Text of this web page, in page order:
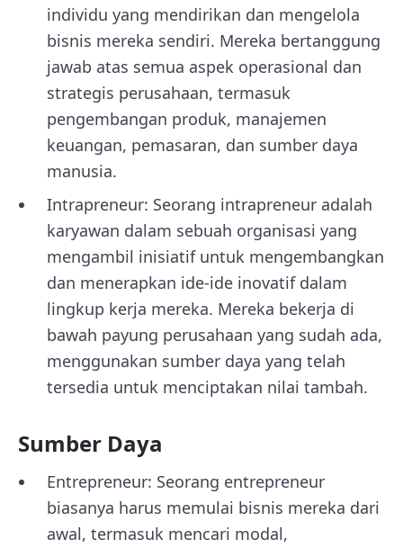
individu yang mendirikan dan mengelola
bisnis mereka sendiri. Mereka bertanggung
jawab atas semua aspek operasional dan
strategis perusahaan, termasuk
pengembangan produk, manajemen
keuangan, pemasaran, dan sumber daya
manusia.
Intrapreneur: Seorang intrapreneur adalah
karyawan dalam sebuah organisasi yang
mengambil inisiatif untuk mengembangkan
dan menerapkan ide-ide inovatif dalam
lingkup kerja mereka. Mereka bekerja di
bawah payung perusahaan yang sudah ada,
menggunakan sumber daya yang telah
tersedia untuk menciptakan nilai tambah.
Sumber Daya
Entrepreneur: Seorang entrepreneur
biasanya harus memulai bisnis mereka dari
awal, termasuk mencari modal,